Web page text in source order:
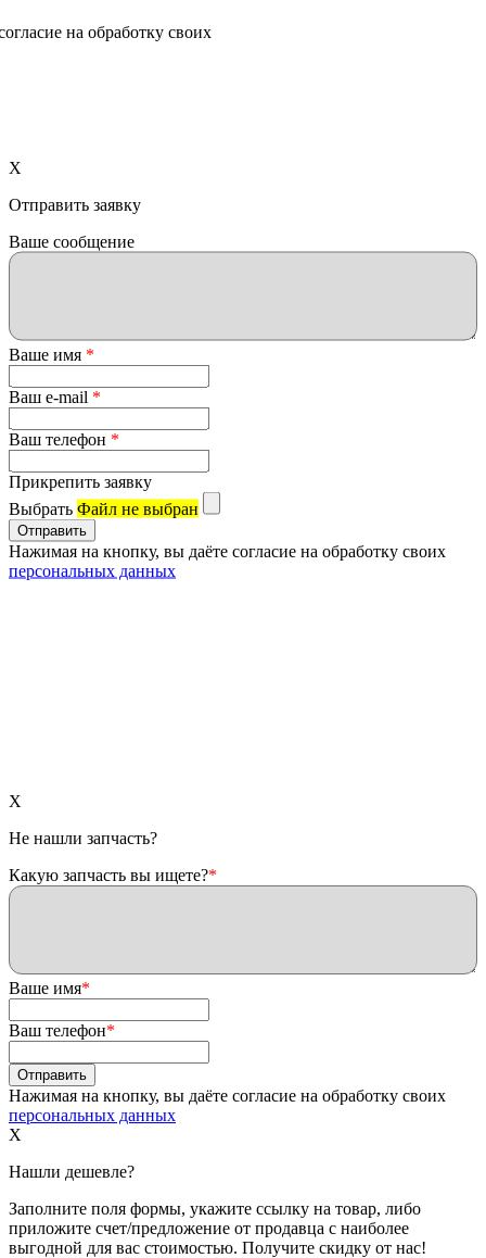
на обработку своих
X
Отправить заявку
Ваше сообщение
Ваше имя *
Ваш e-mail *
Ваш телефон *
Прикрепить заявку
Выбрать Файл не выбран
Нажимая на кнопку, вы даёте согласие на обработку своих
персональных данных
X
Не нашли запчасть?
Какую запчасть вы ищете?*
Ваше имя*
Ваш телефон*
Нажимая на кнопку, вы даёте согласие на обработку своих
персональных данных
X
Нашли дешевле?
Заполните поля формы, укажите ссылку на товар, либо
приложите счет/предложение от продавца с наиболее
выгодной для вас стоимостью. Получите скидку от нас!